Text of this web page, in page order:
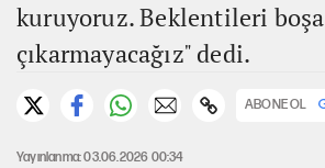
kuruyoruz. Beklentileri boşa
çıkarmayacağız" dedi.
ABONE OL
Yayınlanma: 03.06.2026 00:34